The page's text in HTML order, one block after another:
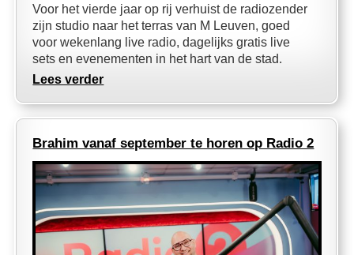
Voor het vierde jaar op rij verhuist de radiozender
zijn studio naar het terras van M Leuven, goed
voor wekenlang live radio, dagelijks gratis live
sets en evenementen in het hart van de stad.
Lees verder
Brahim vanaf september te horen op Radio 2